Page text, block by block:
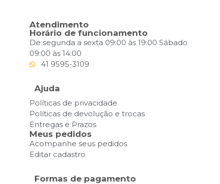
Atendimento
Horário de funcionamento
De segunda a sexta 09:00 às 19:00 Sábado
09:00 às 14:00
41 9595-3109
Ajuda
Políticas de privacidade
Políticas de devolução e trocas
Entregas e Prazos
Meus pedidos
Acompanhe seus pedidos
Editar cadastro
Formas de pagamento